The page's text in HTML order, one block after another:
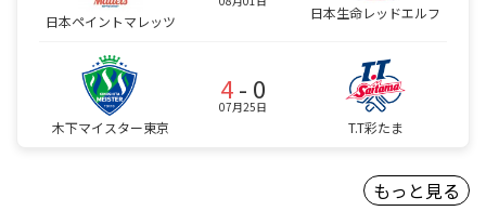
日本ペイントマレッツ 日本生命レッドエルフ
木下マイスター東京
4- 0
07月25日
T.T彩たま
もっと見る